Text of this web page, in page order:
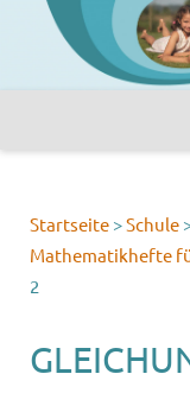
Startseite >Schule
Mathematikhefte
2